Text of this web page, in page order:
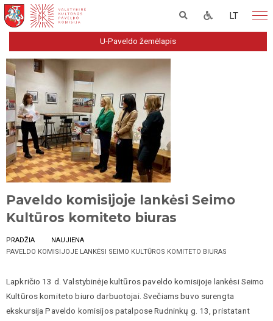
LT
U-Paveldo žemėlapis
Paveldo komisijoje lankėsi Seimo
Kultūros komiteto biuras
PRADŽIA
NAUJIENA
PAVELDO KOMISIJOJE LANKĖSI SEIMO KULTŪROS KOMITETO BIURAS
Lapkričio 13 d. Valstybinėje kultūros paveldo komisijoje lankėsi Seimo
Kultūros komiteto biuro darbuotojai. Svečiams buvo surengta
ekskursija Paveldo komisijos patalpose Rudninkų g. 13, pristatant